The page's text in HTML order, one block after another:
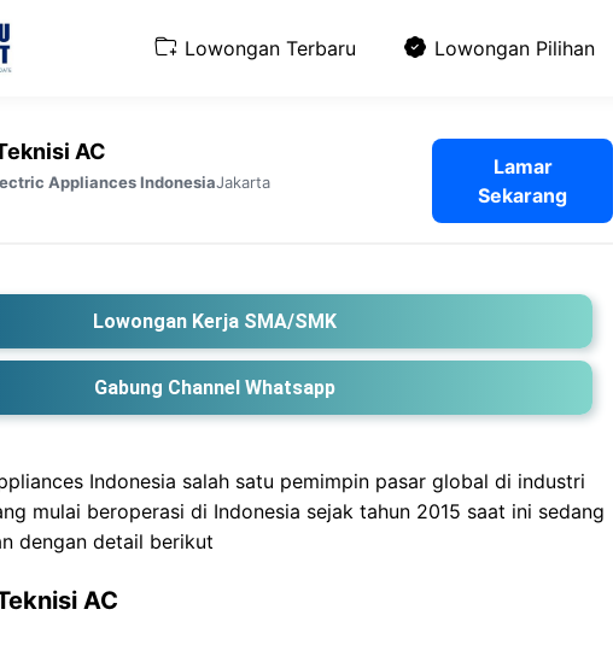
Lowongan Terbaru Lowongan Pilihan
AC
Appliances IndonesiaJakarta
Lamar
Sekarang
Lowongan Kerja SMA/SMK
Gabung Channel Whatsapp
Indonesia salah satu pemimpin pasar global di industri
mulai beroperasi di Indonesia sejak tahun 2015 saat ini sedang
dengan detail berikut
AC